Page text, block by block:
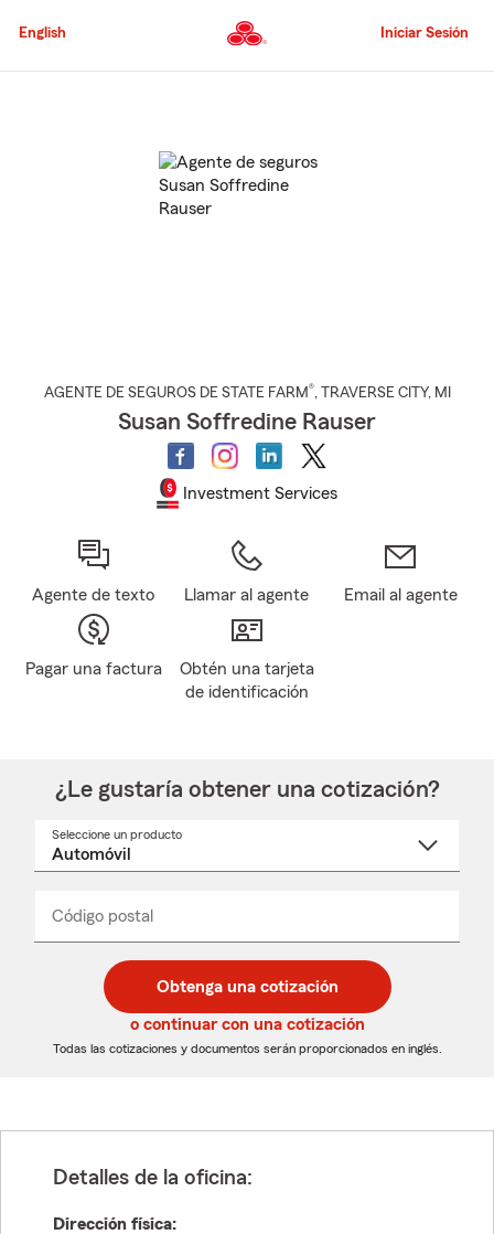
al
principal
English Iniciar Sesión
AGENTE DE SEGUROS DE STATE FARM®, TRAVERSE CITY, MI
Susan Soffredine Rauser
Investment Services
Agente de texto Llamar al agente Email al agente
Pagar una factura
Obtén una tarjeta
de identificación
¿Le gustaría obtener una cotización?
Seleccione un producto
desplegable
Código postal
de
5
dígitos
de
5
dígitos
_____
Obtenga una cotización
o continuar con una cotización
Todas las cotizaciones y documentos serán proporcionados en inglés.
Detalles de la oficina:
Dirección física: